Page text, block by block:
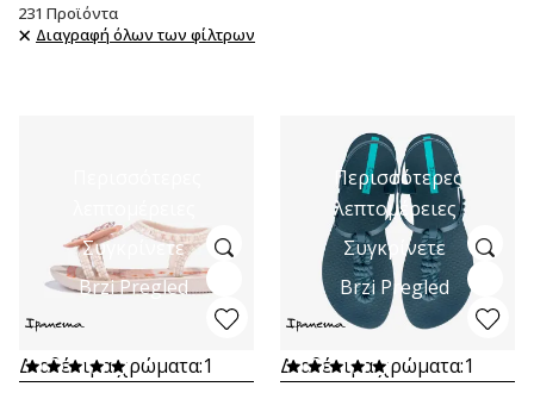
231 Προϊόντα
Διαγραφή όλων των φίλτρων
Συγκρίνετε
Brzi Pregled
Διαθέσιμα χρώματα:1
Περισσότερες
λεπτομέρειες
Συγκρίνετε
Brzi Pregled
Διαθέσιμα χρώματα:1